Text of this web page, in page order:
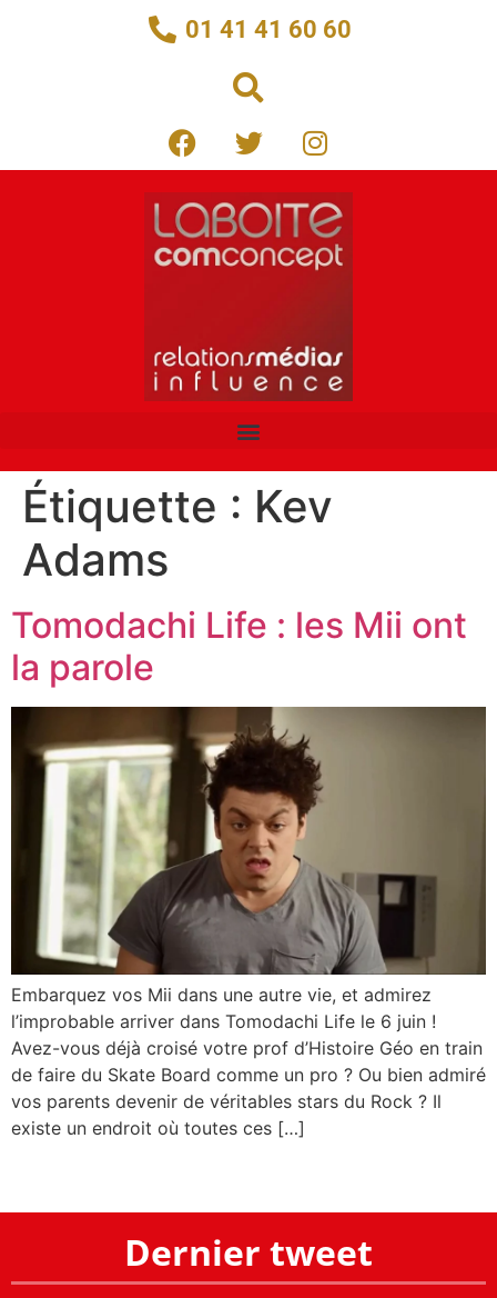
01 41 41 60 60
Étiquette : Kev
Adams
Tomodachi Life : les Mii ont
la parole
Embarquez vos Mii dans une autre vie, et admirez
l’improbable arriver dans Tomodachi Life le 6 juin !
Avez-vous déjà croisé votre prof d’Histoire Géo en train
de faire du Skate Board comme un pro ? Ou bien admiré
vos parents devenir de véritables stars du Rock ? Il
existe un endroit où toutes ces […]
Dernier tweet